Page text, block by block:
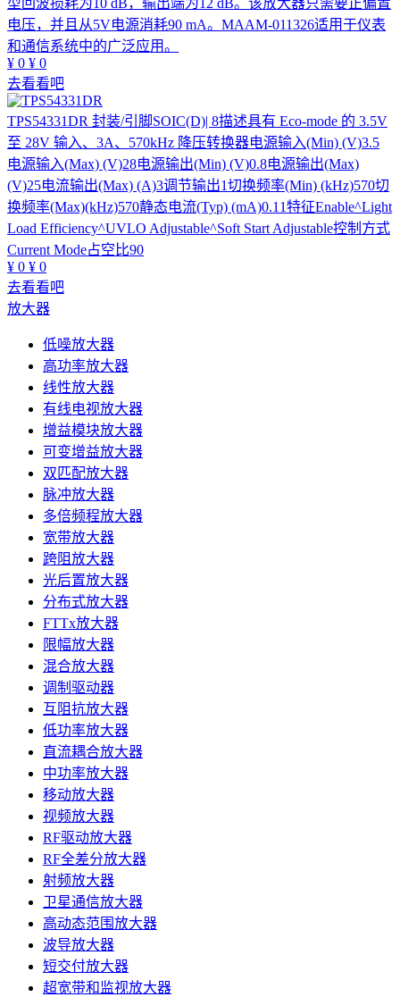
型回波损耗为10 dB，输出端为12 dB。该放大器只需要正偏置
电压，并且从5V电源消耗90 mA。MAAM-011326适用于仪表
和通信系统中的广泛应用。
¥ 0 ¥ 0
去看看吧
TPS54331DR 封装/引脚SOIC(D)| 8描述具有 Eco-mode 的 3.5V
至 28V 输入、3A、570kHz 降压转换器电源输入(Min) (V)3.5
电源输入(Max) (V)28电源输出(Min) (V)0.8电源输出(Max)
(V)25电流输出(Max) (A)3调节输出1切换频率(Min) (kHz)570切
换频率(Max)(kHz)570静态电流(Typ) (mA)0.11特征Enable^Light
Load Efficiency^UVLO Adjustable^Soft Start Adjustable控制方式
Current Mode占空比90
¥ 0 ¥ 0
去看看吧
放大器
低噪放大器
高功率放大器
线性放大器
有线电视放大器
增益模块放大器
可变增益放大器
双匹配放大器
脉冲放大器
多倍频程放大器
宽带放大器
跨阻放大器
光后置放大器
分布式放大器
FTTx放大器
限幅放大器
混合放大器
调制驱动器
互阻抗放大器
低功率放大器
直流耦合放大器
中功率放大器
移动放大器
视频放大器
RF驱动放大器
RF全差分放大器
射频放大器
卫星通信放大器
高动态范围放大器
波导放大器
短交付放大器
超宽带和监视放大器